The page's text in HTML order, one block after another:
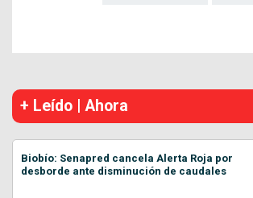
+ Leído | Ahora
Biobío: Senapred cancela Alerta Roja por
desborde ante disminución de caudales